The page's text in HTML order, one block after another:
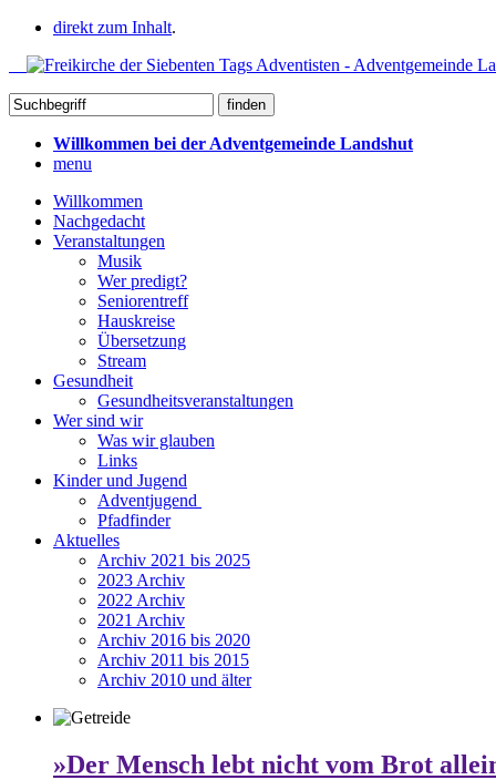
direkt zum Inhalt.
Willkommen bei der Adventgemeinde Landshut
menu
Willkommen
Nachgedacht
Veranstaltungen
Musik
Wer predigt?
Seniorentreff
Hauskreise
Übersetzung
Stream
Gesundheit
Gesundheitsveranstaltungen
Wer sind wir
Was wir glauben
Links
Kinder und Jugend
Adventjugend
Pfadfinder
Aktuelles
Archiv 2021 bis 2025
2023 Archiv
2022 Archiv
2021 Archiv
Archiv 2016 bis 2020
Archiv 2011 bis 2015
Archiv 2010 und älter
»Der Mensch lebt nicht vom Brot